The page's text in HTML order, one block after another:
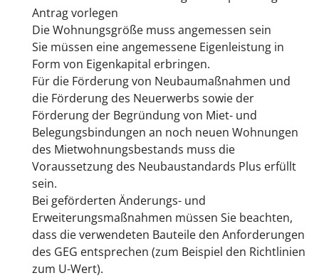
Antrag vorlegen
Die Wohnungsgröße muss angemessen sein
Sie müssen eine angemessene Eigenleistung in
Form von Eigenkapital erbringen.
Für die Förderung von Neubaumaßnahmen und
die Förderung des Neuerwerbs sowie der
Förderung der Begründung von Miet- und
Belegungsbindungen an noch neuen Wohnungen
des Mietwohnungsbestands muss die
Voraussetzung des Neubaustandards Plus erfüllt
sein.
Bei geförderten Änderungs- und
Erweiterungsmaßnahmen müssen Sie beachten,
dass die verwendeten Bauteile den Anforderungen
des GEG entsprechen (zum Beispiel den Richtlinien
zum U-Wert).